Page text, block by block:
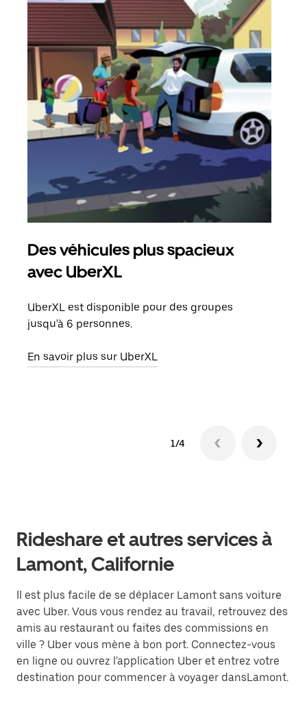
Des véhicules plus spacieux
avec UberXL
UberXL est disponible pour des groupes
jusqu'à 6 personnes.
En savoir plus sur UberXL
1/4
Rideshare et autres services à
Lamont, Californie
Il est plus facile de se déplacer Lamont sans voiture
avec Uber. Vous vous rendez au travail, retrouvez des
amis au restaurant ou faites des commissions en
ville ? Uber vous mène à bon port. Connectez-vous
en ligne ou ouvrez l'application Uber et entrez votre
destination pour commencer à voyager dansLamont.